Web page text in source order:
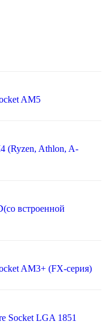
AM5
(Ryzen, Athlon, A-
встроенной
AM3+ (FX-серия)
Socket LGA 1851